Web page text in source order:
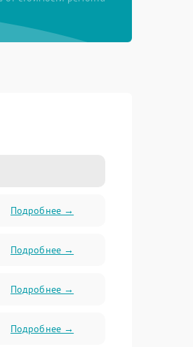
Подробнее →
Подробнее →
Подробнее →
Подробнее →